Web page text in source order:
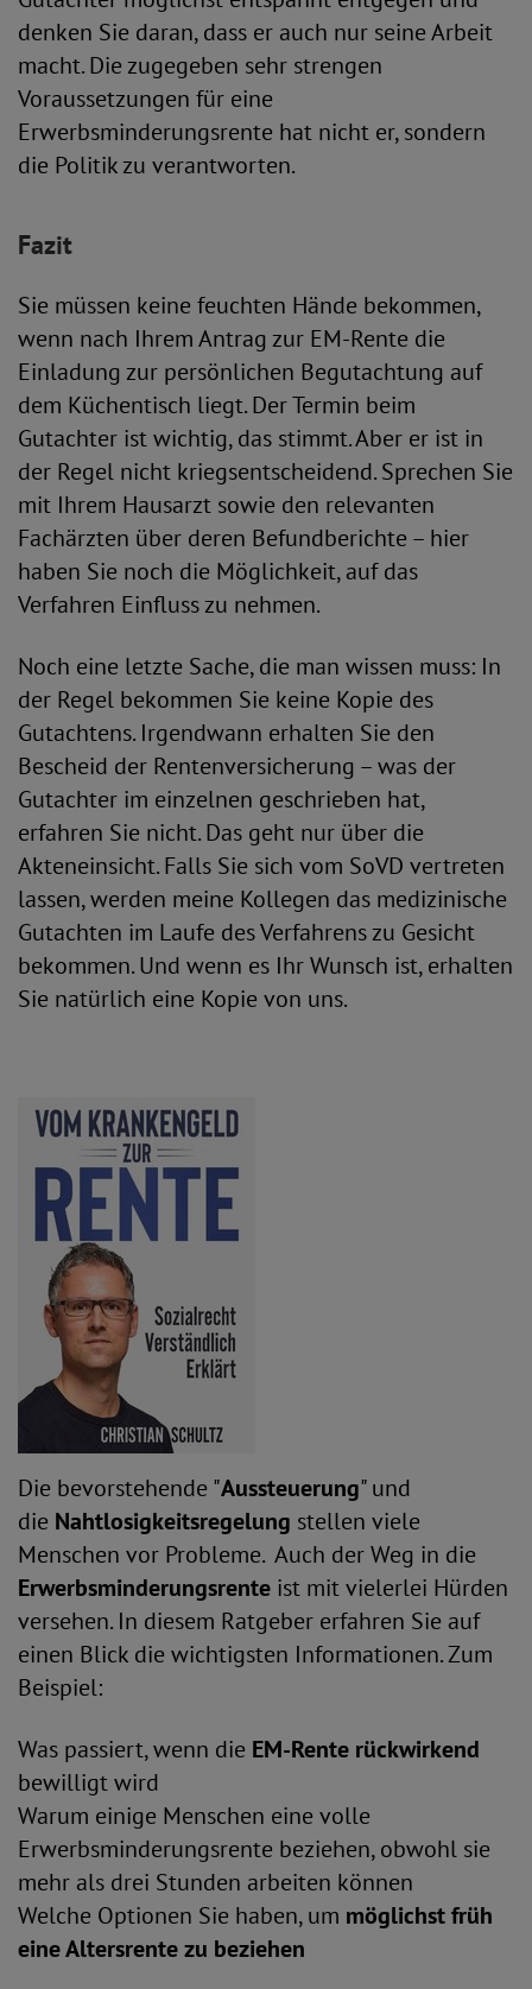
denken Sie daran, dass er auch nur seine Arbeit
macht. Die zugegeben sehr strengen
Voraussetzungen für eine
Erwerbsminderungsrente hat nicht er, sondern
die Politik zu verantworten.
Fazit
Sie müssen keine feuchten Hände bekommen,
wenn nach Ihrem Antrag zur EM-Rente die
Einladung zur persönlichen Begutachtung auf
dem Küchentisch liegt. Der Termin beim
Gutachter ist wichtig, das stimmt. Aber er ist in
der Regel nicht kriegsentscheidend. Sprechen Sie
mit Ihrem Hausarzt sowie den relevanten
Fachärzten über deren Befundberichte – hier
haben Sie noch die Möglichkeit, auf das
Verfahren Einfluss zu nehmen.
Noch eine letzte Sache, die man wissen muss: In
der Regel bekommen Sie keine Kopie des
Gutachtens. Irgendwann erhalten Sie den
Bescheid der Rentenversicherung – was der
Gutachter im einzelnen geschrieben hat,
erfahren Sie nicht. Das geht nur über die
Akteneinsicht. Falls Sie sich vom SoVD vertreten
lassen, werden meine Kollegen das medizinische
Gutachten im Laufe des Verfahrens zu Gesicht
bekommen. Und wenn es Ihr Wunsch ist, erhalten
Sie natürlich eine Kopie von uns.
Die bevorstehende "Aussteuerung" und
die Nahtlosigkeitsregelung stellen viele
Menschen vor Probleme. Auch der Weg in die
Erwerbsminderungsrente ist mit vielerlei Hürden
versehen. In diesem Ratgeber erfahren Sie auf
einen Blick die wichtigsten Informationen. Zum
Beispiel:
Was passiert, wenn die EM-Rente rückwirkend
bewilligt wird
Warum einige Menschen eine volle
Erwerbsminderungsrente beziehen, obwohl sie
mehr als drei Stunden arbeiten können
Welche Optionen Sie haben, um möglichst früh
eine Altersrente zu beziehen